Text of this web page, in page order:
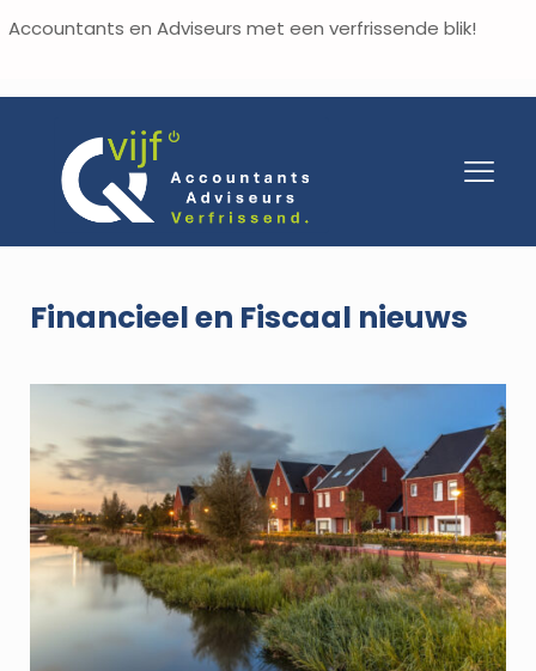
Accountants en Adviseurs met een verfrissende blik!
Financieel en Fiscaal nieuws